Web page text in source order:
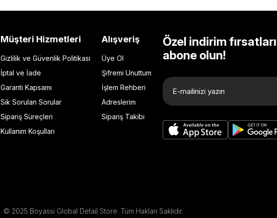
Müşteri Hizmetleri
Gizlilik ve Güvenlik Politikası
İptal ve İade
Garanti Kapsamı
Sık Sorulan Sorular
Sipariş Süreçleri
Kullanım Koşulları
Alışveriş
Üye Ol
Şifremi Unuttum
İşlem Rehberi
Adreslerim
Sipariş Takibi
Özel indirim
abone olun!
© 2025 Boyassi Global Detail Store. Tüm Hakları Saklıdır.